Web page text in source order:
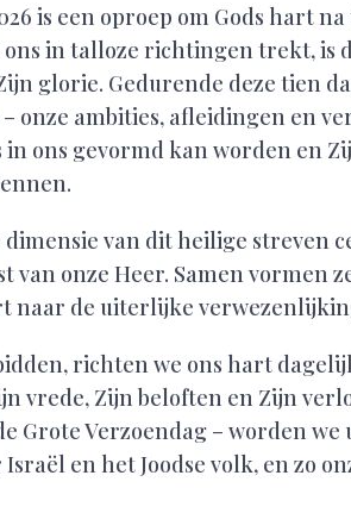
is een oproep om Gods hart
in talloze richtingen trekt, is
glorie. Gedurende deze tien
onze ambities, afleidingen en
in ons gevormd kan worden en
van dit heilige streven
van onze Heer. Samen vormen
naar de uiterlijke
richten we ons hart
vrede, Zijn beloften en Zijn
Grote Verzoendag – worden
en het Joodse volk, en zo